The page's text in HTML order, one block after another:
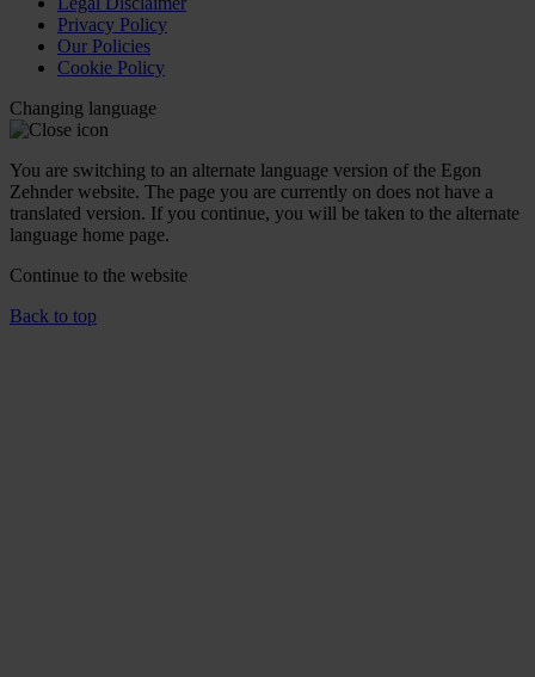
Privacy Policy
Our Policies
Cookie Policy
Changing language
You are switching to an alternate language version of the Egon
Zehnder website. The page you are currently on does not have a
translated version. If you continue, you will be taken to the alternate
language home page.
Continue to the website
Back to top